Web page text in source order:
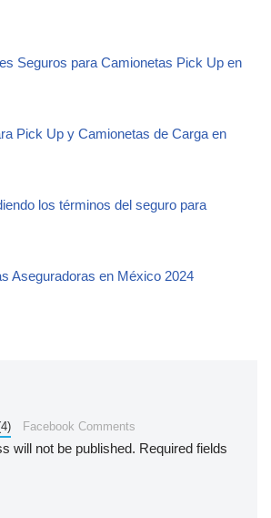
Seguros para Camionetas Pick Up en
Pick Up y Camionetas de Carga en
los términos del seguro para
Aseguradoras en México 2024
Facebook Comments
will not be published. Required fields